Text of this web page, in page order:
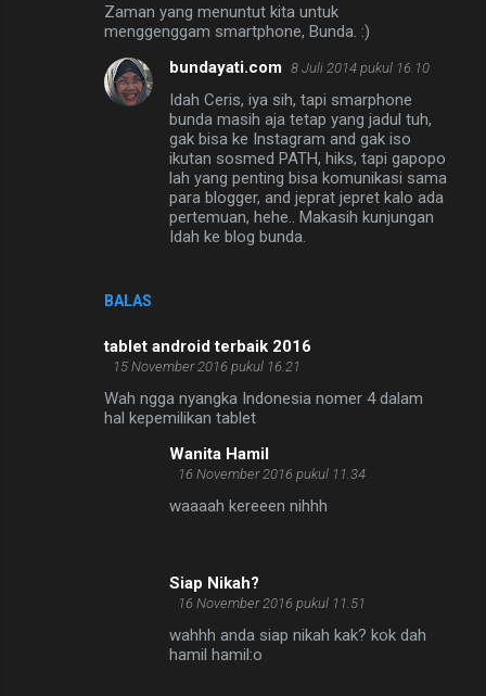
Zaman yang menuntut kita untuk
menggenggam smartphone, Bunda. :)
BALAS
bundayati.com 8 Juli 2014 pukul 16.10
Idah Ceris, iya sih, tapi smarphone
bunda masih aja tetap yang jadul tuh,
gak bisa ke Instagram and gak iso
ikutan sosmed PATH, hiks, tapi gapopo
lah yang penting bisa komunikasi sama
para blogger, and jeprat jepret kalo ada
pertemuan, hehe.. Makasih kunjungan
Idah ke blog bunda.
tablet android terbaik 2016
15 November 2016 pukul 16.21
Wah ngga nyangka Indonesia nomer 4 dalam
hal kepemilikan tablet
Wanita Hamil
16 November 2016 pukul 11.34
waaaah kereeen nihhh
Siap Nikah?
16 November 2016 pukul 11.51
wahhh anda siap nikah kak? kok dah
hamil hamil:o